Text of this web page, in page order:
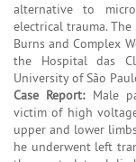
alternative to
electrical trauma.
Burns and Complex
the Hospital das
University of São
Case Report:Male
victim of high
upper and lower
he underwent left